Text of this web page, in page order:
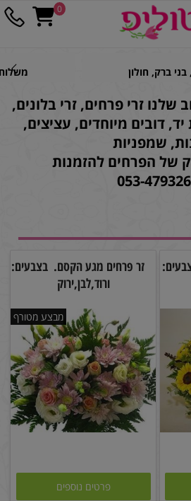
פתח תקווה, סביון, אור יהודה
0
שלנו זרי פרחים, זרי בלונים,
דובים מיוחדים, עציצים,
שמפניות
של הפרחים להזמנות
053-
זר פרחים מגע הקסם. בצבעים:
ורוד,לבן,ירוק
מבצע מטורף
פרטים נוספים